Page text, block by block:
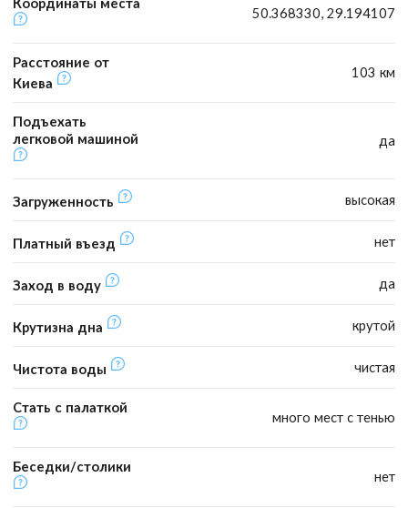
50.368330, 29.194107
Расстояние от
Киева
103 км
Подъехать
легковой машиной
да
Загруженность высокая
Платный въезд нет
Заход в воду да
Крутизна дна крутой
Чистота воды чистая
Стать с палаткой
много мест с тенью
Беседки/столики
нет